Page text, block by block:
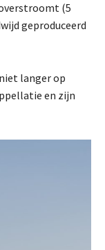
(5
geproduceerd
langer op
en zijn